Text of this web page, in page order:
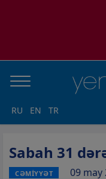
RU EN TR
Sabah 31
CƏMİYYƏT 09 may